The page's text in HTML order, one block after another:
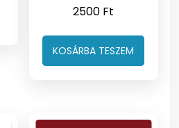
2500 Ft
KOSÁRBA TESZEM